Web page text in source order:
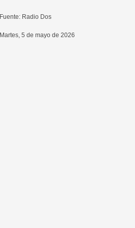
Fuente: Radio Dos
Martes, 5 de mayo de 2026